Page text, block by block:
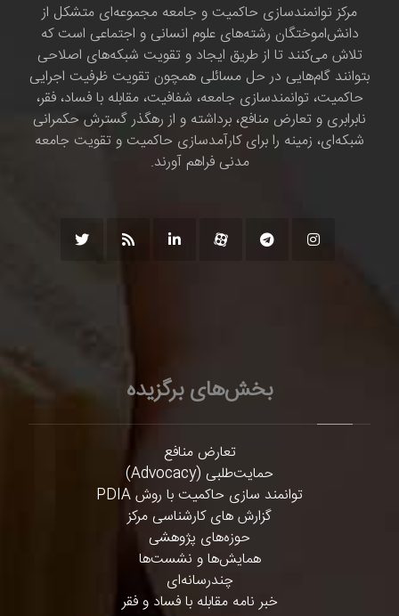
مرکز توانمندسازی حاکمیت و جامعه مجموعه‌ای متشکل از
دانش‌اموختگان رشته‌های علوم انسانی و اجتماعی است که
تلاش می‌کنند تا از طریق ایجاد و تقویت شبکه‌های اصلاحی
بتوانند گام‌هایی در حل مسائلی همچون تقویت ظرفیت اجرایی
حاکمیت، توانمندسازی جامعه، شفافیت، مقابله با فساد، فقر،
نابرابری و تعارض منافع، برداشته و از رهگذر گسترش حکمرانی
شبکه‌ای، زمینه را برای کارآمدسازی حاکمیت و تقویت جامعه
مدنی فراهم آورند.
بخش‌های برگزیده
تعارض منافع
حمایت‌طلبی (Advocacy)
توانمند سازی حاکمیت با روش PDIA
گزارش های کارشناسی مرکز
حوزه‌های پژوهشی
همایش‌ها و نشست‌ها
چندرسانه‌ای
خبر نامه مقابله با فساد و فقر